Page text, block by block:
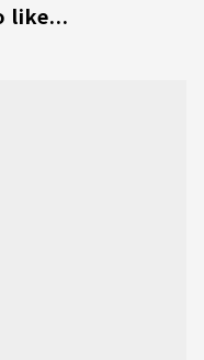
like...